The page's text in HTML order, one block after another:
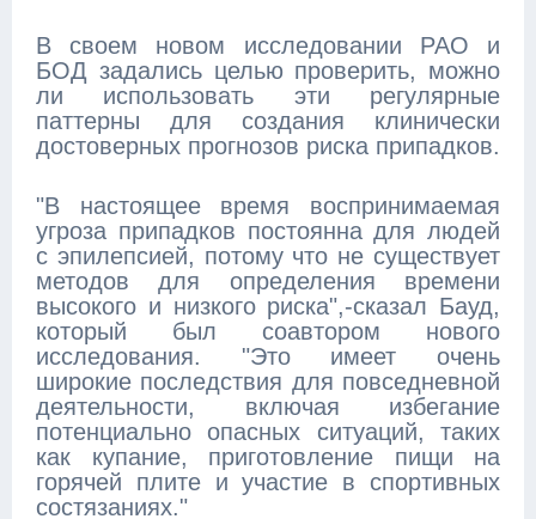
В своем новом исследовании РАО и
БОД задались целью проверить, можно
ли использовать эти регулярные
паттерны для создания клинически
достоверных прогнозов риска припадков.
"В настоящее время воспринимаемая
угроза припадков постоянна для людей
с эпилепсией, потому что не существует
методов для определения времени
высокого и низкого риска",-сказал Бауд,
который был соавтором нового
исследования. "Это имеет очень
широкие последствия для повседневной
деятельности, включая избегание
потенциально опасных ситуаций, таких
как купание, приготовление пищи на
горячей плите и участие в спортивных
состязаниях."